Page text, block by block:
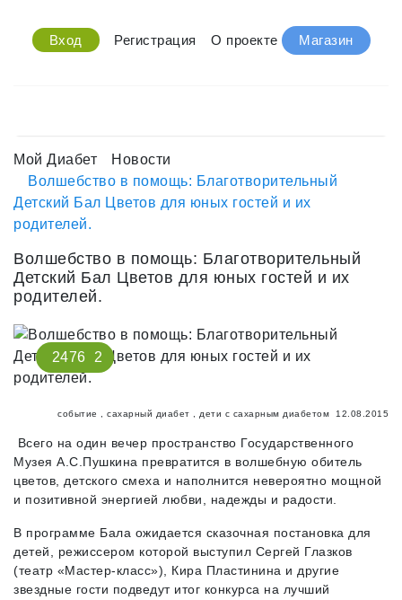
Вход Регистрация О проекте Магазин
Мой Диабет
Новости
Волшебство в помощь: Благотворительный
Детский Бал Цветов для юных гостей и их
родителей.
Волшебство в помощь: Благотворительный
Детский Бал Цветов для юных гостей и их
родителей.
2476 2
событие сахарный диабет дети с сахарным диабетом 12.08.2015
Всего на один вечер пространство Государственного
Музея А.С.Пушкина превратится в волшебную обитель
цветов, детского смеха и наполнится невероятно мощной
и позитивной энергией любви, надежды и радости.
В программе Бала ожидается сказочная постановка для
детей, режиссером которой выступил Сергей Глазков
(театр «Мастер-класс»), Кира Пластинина и другие
звездные гости подведут итог конкурса на лучший